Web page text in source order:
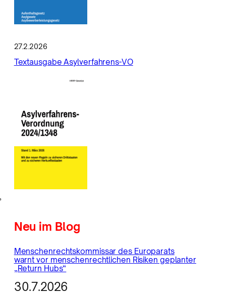
27.2.2026
Textausgabe Asylverfahrens-VO
Neu im Blog
Menschenrechtskommissar des Europarats
warnt vor menschenrechtlichen Risiken geplanter
„Return Hubs“
30.7.2026